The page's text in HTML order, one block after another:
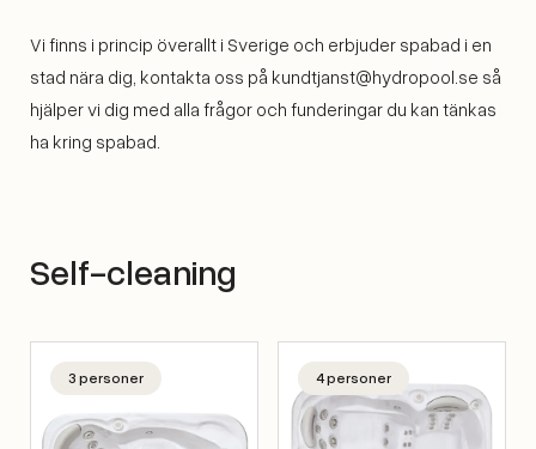
Vi finns i princip överallt i Sverige och erbjuder spabad i en
stad nära dig, kontakta oss på kundtjanst@hydropool.se så
hjälper vi dig med alla frågor och funderingar du kan tänkas
ha kring spabad.
Self-cleaning
3 personer 4 personer